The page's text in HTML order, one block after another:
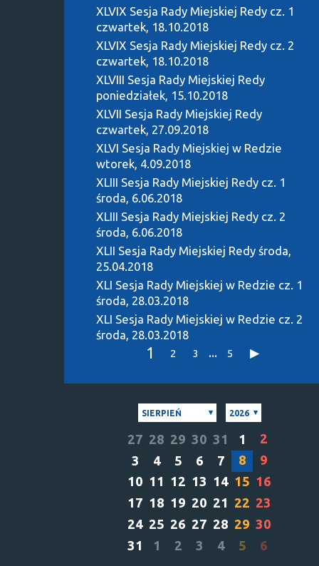
XLVIX Sesja Rady Miejskiej Redy cz. 1
czwartek, 18.10.2018
XLVIX Sesja Rady Miejskiej Redy cz. 2
czwartek, 18.10.2018
XLVIII Sesja Rady Miejskiej Redy
poniedziałek, 15.10.2018
XLVII Sesja Rady Miejskiej Redy
czwartek, 27.09.2018
XLVI Sesja Rady Miejskiej w Redzie
wtorek, 4.09.2018
XLIII Sesja Rady Miejskiej Redy cz. 1
środa, 6.06.2018
XLIII Sesja Rady Miejskiej Redy cz. 2
środa, 6.06.2018
XLII Sesja Rady Miejskiej Redy środa,
25.04.2018
XLI Sesja Rady Miejskiej w Redzie cz. 1
środa, 28.03.2018
XLI Sesja Rady Miejskiej w Redzie cz. 2
środa, 28.03.2018
1 2 3 ... 5
SIERPIEŃ 2026
27 28 29 30 31 1
2
3
4 5 6 7 8
9
10 11 12 13 14 15 16
17 18 19 20 21 22 23
24 25 26 27 28 29 30
31
1 2 3 4 5 6